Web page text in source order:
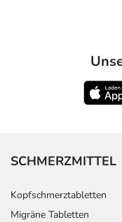
SCHMERZMITTEL
Kopfschmerztabletten
Migräne Tabletten